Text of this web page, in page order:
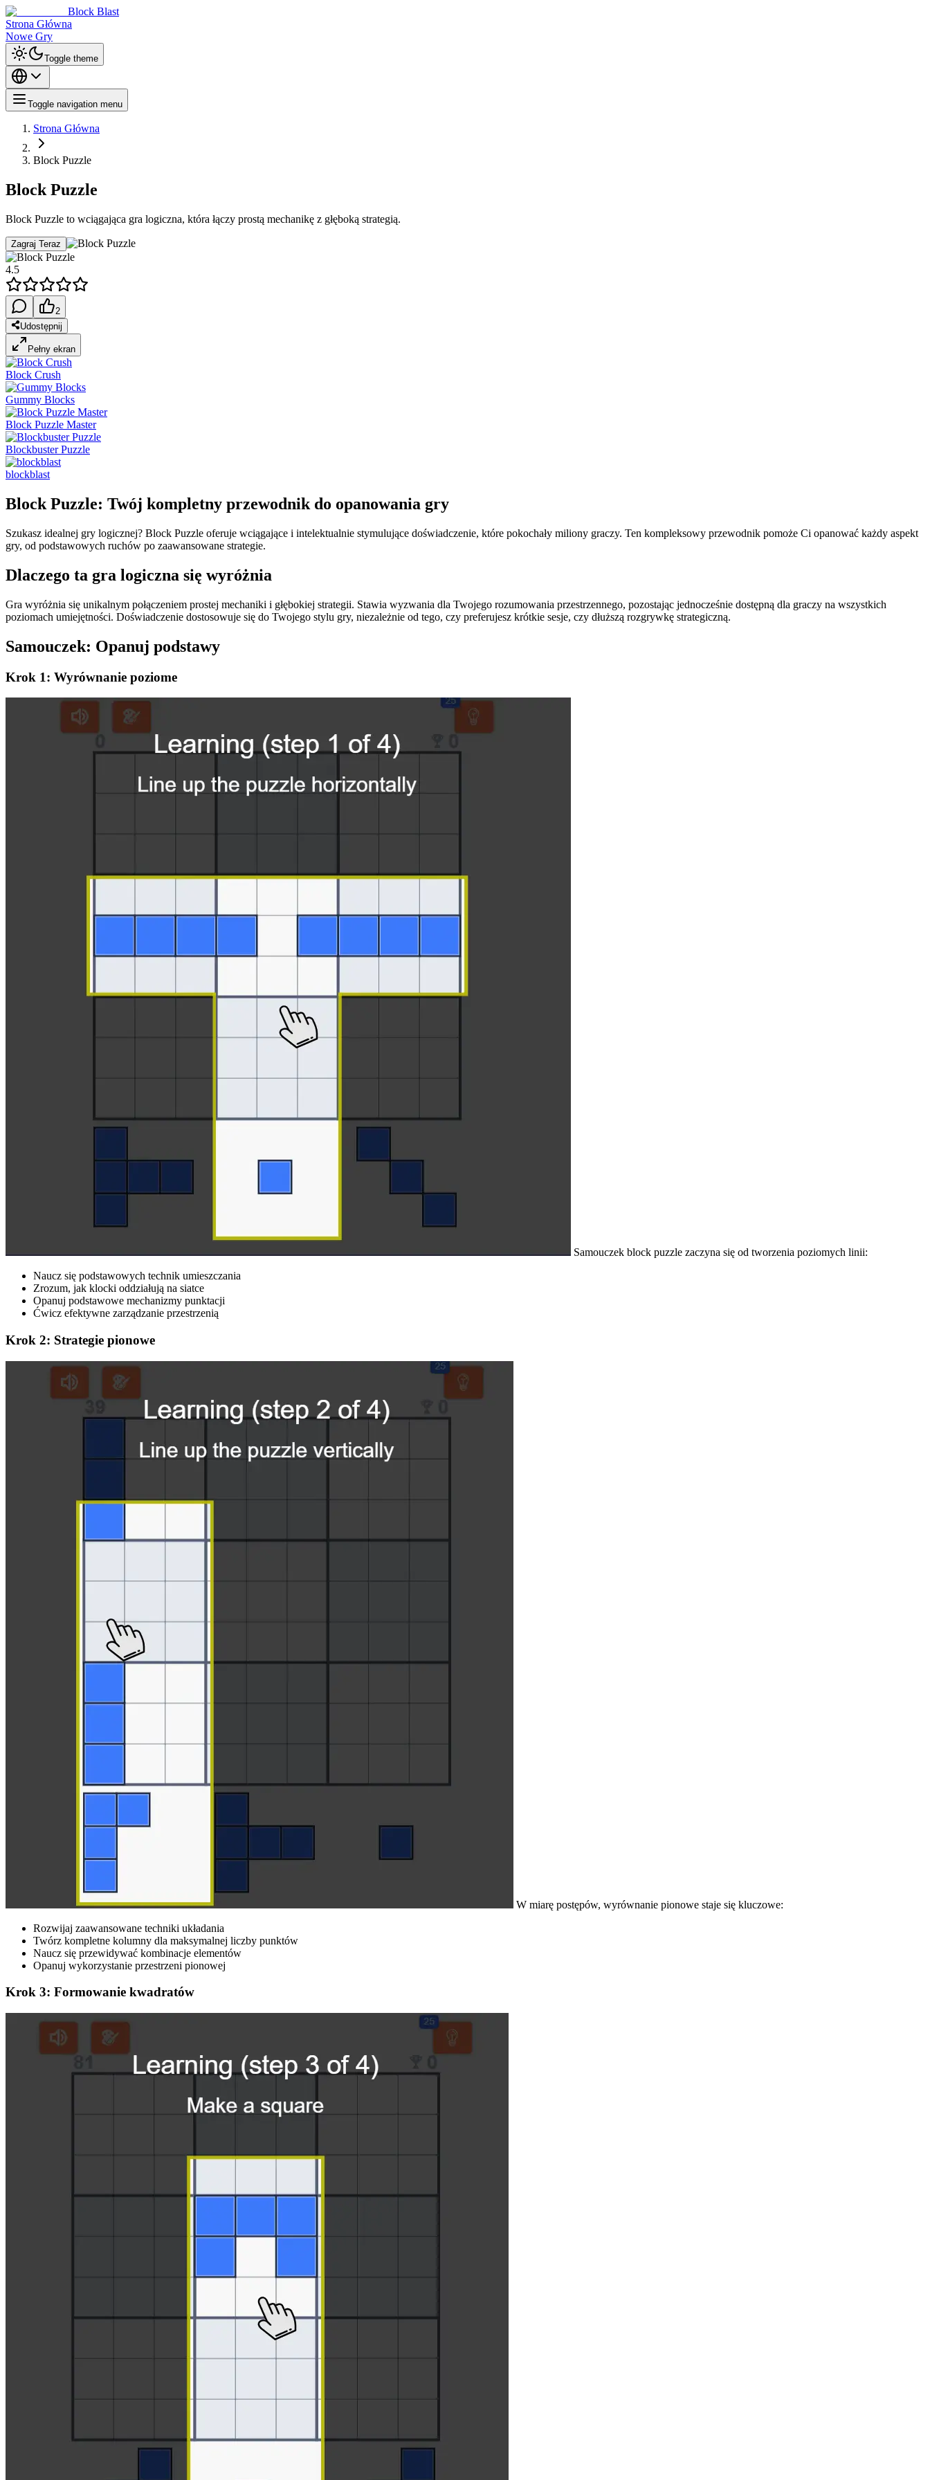
Block Blast
Strona Główna
Nowe Gry
Toggle theme
Toggle navigation menu
Strona Główna
Block Puzzle
Block Puzzle
Block Puzzle to wciągająca gra logiczna, która łączy prostą mechanikę z głęboką strategią.
Zagraj Teraz
4.5
2
Udostępnij
Pełny ekran
Block Crush
Gummy Blocks
Block Puzzle Master
Blockbuster Puzzle
blockblast
Block Puzzle: Twój kompletny przewodnik do opanowania gry
Szukasz idealnej gry logicznej? Block Puzzle oferuje wciągające i intelektualnie stymulujące doświadczenie, które pokochały miliony graczy. Ten kompleksowy przewodnik pomoże Ci opanować każdy aspekt
gry, od podstawowych ruchów po zaawansowane strategie.
Dlaczego ta gra logiczna się wyróżnia
Gra wyróżnia się unikalnym połączeniem prostej mechaniki i głębokiej strategii. Stawia wyzwania dla Twojego rozumowania przestrzennego, pozostając jednocześnie dostępną dla graczy na wszystkich
poziomach umiejętności. Doświadczenie dostosowuje się do Twojego stylu gry, niezależnie od tego, czy preferujesz krótkie sesje, czy dłuższą rozgrywkę strategiczną.
Samouczek: Opanuj podstawy
Krok 1: Wyrównanie poziome
Samouczek block puzzle zaczyna się od tworzenia poziomych linii:
Naucz się podstawowych technik umieszczania
Zrozum, jak klocki oddziałują na siatce
Opanuj podstawowe mechanizmy punktacji
Ćwicz efektywne zarządzanie przestrzenią
Krok 2: Strategie pionowe
W miarę postępów, wyrównanie pionowe staje się kluczowe:
Rozwijaj zaawansowane techniki układania
Twórz kompletne kolumny dla maksymalnej liczby punktów
Naucz się przewidywać kombinacje elementów
Opanuj wykorzystanie przestrzeni pionowej
Krok 3: Formowanie kwadratów